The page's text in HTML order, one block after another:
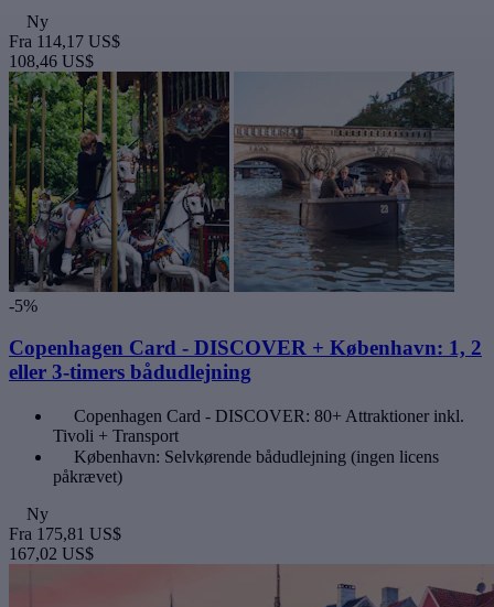
Ny
Fra 114,17 US$
108,46 US$
-5%
Copenhagen Card - DISCOVER + København: 1, 2
eller 3-timers bådudlejning
Copenhagen Card - DISCOVER: 80+ Attraktioner inkl.
Tivoli + Transport
København: Selvkørende bådudlejning (ingen licens
påkrævet)
Ny
Fra 175,81 US$
167,02 US$